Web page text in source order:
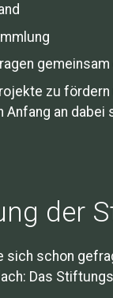
zu
Anfang an
der
sich schon
Das